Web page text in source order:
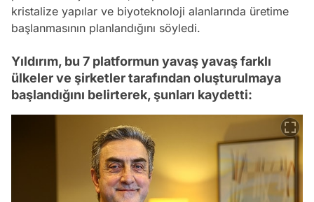
kristalize yapılar ve biyoteknoloji alanlarında üretime
başlanmasının planlandığını söyledi.
Yıldırım, bu 7 platformun yavaş yavaş farklı
ülkeler ve şirketler tarafından oluşturulmaya
başlandığını belirterek, şunları kaydetti: